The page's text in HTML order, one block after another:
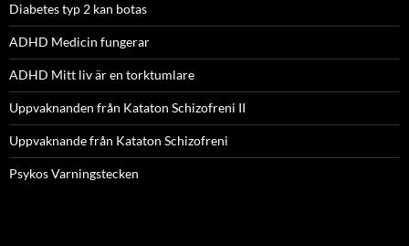
Diabetes typ 2 kan botas
ADHD Medicin fungerar
ADHD Mitt liv är en torktumlare
Uppvaknanden från Kataton Schizofreni II
Uppvaknande från Kataton Schizofreni
Psykos Varningstecken